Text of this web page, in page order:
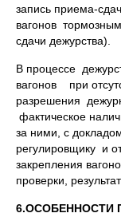
запись приема-
вагонов
сдачи дежурства).
В процессе
вагонов при
разрешения
фактическое
за ними, с
регулировщику и
закрепления
проверки,
6.ОСОБЕННОСТИ